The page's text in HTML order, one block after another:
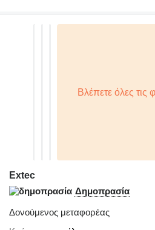
Extec
Δημοπρασία
Δονούμενος μεταφορέας